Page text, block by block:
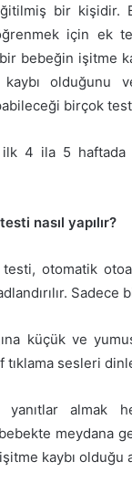
bir kişidir.
için ek
bebeğin işitme
olduğunu
birçok test
4 ila 5 haftada
nasıl yapılır?
otomatik
Sadece
küçük ve
sesleri
almak
meydana
kaybı olduğu